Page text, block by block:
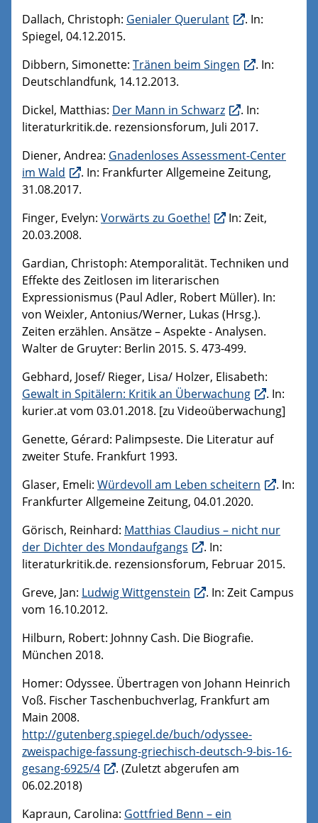
Dallach, Christoph: Genialer Querulant
. In:
Spiegel, 04.12.2015.
Dibbern, Simonette: Tränen beim Singen
. In:
Deutschlandfunk, 14.12.2013.
Dickel, Matthias: Der Mann in Schwarz
. In:
literaturkritik.de. rezensionsforum, Juli 2017.
Diener, Andrea: Gnadenloses Assessment-Center
im Wald
. In: Frankfurter Allgemeine Zeitung,
31.08.2017.
Finger, Evelyn: Vorwärts zu Goethe!
In: Zeit,
20.03.2008.
Gardian, Christoph: Atemporalität. Techniken und
Effekte des Zeitlosen im literarischen
Expressionismus (Paul Adler, Robert Müller). In:
von Weixler, Antonius/Werner, Lukas (Hrsg.).
Zeiten erzählen. Ansätze – Aspekte - Analysen.
Walter de Gruyter: Berlin 2015. S. 473-499.
Gebhard, Josef/ Rieger, Lisa/ Holzer, Elisabeth:
Gewalt in Spitälern: Kritik an Überwachung
. In:
kurier.at vom 03.01.2018. [zu Videoüberwachung]
Genette, Gérard: Palimpseste. Die Literatur auf
zweiter Stufe. Frankfurt 1993.
Glaser, Emeli: Würdevoll am Leben scheitern
. In:
Frankfurter Allgemeine Zeitung, 04.01.2020.
Görisch, Reinhard: Matthias Claudius – nicht nur
der Dichter des Mondaufgangs
. In:
literaturkritik.de. rezensionsforum, Februar 2015.
Greve, Jan: Ludwig Wittgenstein
. In: Zeit Campus
vom 16.10.2012.
Hilburn, Robert: Johnny Cash. Die Biografie.
München 2018.
Homer: Odyssee. Übertragen von Johann Heinrich
Voß. Fischer Taschenbuchverlag, Frankfurt am
Main 2008.
http://gutenberg.spiegel.de/buch/odyssee-
zweispachige-fassung-griechisch-deutsch-9-bis-16-
gesang-6925/4
. (Zuletzt abgerufen am
06.02.2018)
Kapraun, Carolina: Gottfried Benn – ein